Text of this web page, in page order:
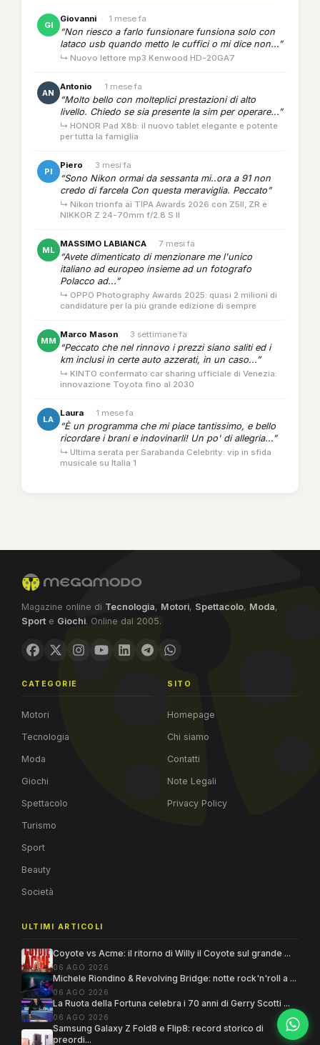
GI
Giovanni · 1 mese fa
“Non riesco a farlo funsionare funsiona solo con
lataco usb quando metto le cuffici o mi dice non...”
↳ Nuovo lettore mp3 Kenwood HD-20GA7
AN
Antonio · 1 mese fa
“Molto bello con molteplici prestazioni di alto
livello. Chiedo se sia presente la sim per operare...”
↳ HONOR Pad X8b: il nuovo tablet elegante e potente
per tutta la famiglia
PI
Piero · 3 mesi fa
“Sono Nikon ormai da sessanta mi..ora a 91 non
credo di farcela Con questa meraviglia. Peccato”
↳ Nikon trionfa ai TIPA Awards 2026 con Z5II, ZR e
NIKKOR Z 24-70mm f/2.8 S II
ML
MASSIMO LABIANCA · 7 mesi fa
“Avete dimenticato di menzionare me l'unico
italiano ad europeo insieme ad un fotografo
Polacco ad...”
↳ OPPO Photography Awards 2025: quasi 2 milioni di
candidature per la più grande edizione di sempre
MM
Marco Mason · 3 settimane fa
“Peccato che nel rinnovo i prezzi siano saliti ed i
km inclusi in certe auto azzerati, in un caso...”
↳ KINTO confermato car sharing ufficiale di Venezia:
innovazione Toyota fino al 2030
LA
Laura · 1 mese fa
“È un programma che mi piace tantissimo, e bello
ricordare i brani e indovinarli! Un po' di allegria...”
↳ Ultima serata per Sarabanda Celebrity: vip in sfida
musicale su Italia 1
Magazine online di Tecnologia, Motori, Spettacolo, Moda,
Sport e Giochi. Online dal 2005.
CATEGORIE
Motori
Tecnologia
Moda
Giochi
Spettacolo
Turismo
Sport
Beauty
Società
SITO
Homepage
Chi siamo
Contatti
Note Legali
Privacy Policy
ULTIMI ARTICOLI
Coyote vs Acme: il ritorno di Willy il Coyote sul grande ...
06 AGO 2026
Michele Riondino & Revolving Bridge: notte rock'n'roll a ...
06 AGO 2026
La Ruota della Fortuna celebra i 70 anni di Gerry Scotti ...
06 AGO 2026
Samsung Galaxy Z Fold8 e Flip8: record storico di
preordi...